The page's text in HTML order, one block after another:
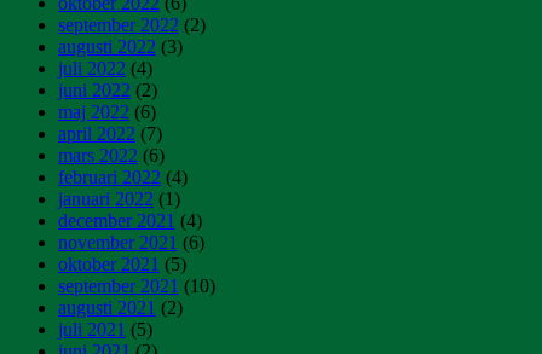
september 2022 (2)
augusti 2022 (3)
juli 2022 (4)
juni 2022 (2)
maj 2022 (6)
april 2022 (7)
mars 2022 (6)
februari 2022 (4)
januari 2022 (1)
december 2021 (4)
november 2021 (6)
oktober 2021 (5)
september 2021 (10)
augusti 2021 (2)
juli 2021 (5)